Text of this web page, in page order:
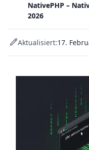
NativePHP –
2026
Aktualisiert:17.